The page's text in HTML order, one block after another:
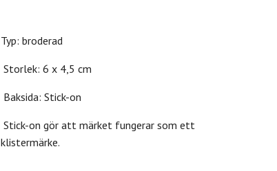
Typ: broderad
Storlek: 6 x 4,5 cm
Baksida: Stick-on
Stick-on gör att märket fungerar som ett
klistermärke.